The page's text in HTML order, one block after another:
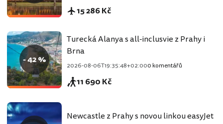
15 286 Kč
- 42 %
Turecká Alanya s all-inclusvie z Prahy i
Brna
2026-08-06T19:35:48+02:000 komentářů
11 690 Kč
Newcastle z Prahy s novou linkou easyJet